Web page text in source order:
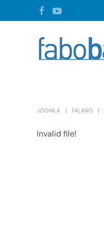
JOOMLA FALANG
Invalid file!